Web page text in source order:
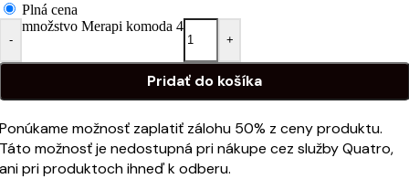
Plná cena
-
množstvo Merapi komoda 4
+
Pridať do košíka
Ponúkame možnosť zaplatiť zálohu 50% z ceny produktu.
Táto možnosť je nedostupná pri nákupe cez služby Quatro,
ani pri produktoch ihneď k odberu.